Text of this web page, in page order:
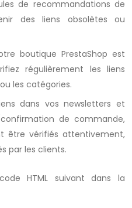
de recommandations de
des liens obsolètes ou
boutique PrestaShop est
régulièrement les liens
les catégories.
dans vos newsletters et
de commande,
être vérifiés attentivement,
par les clients.
HTML suivant dans la